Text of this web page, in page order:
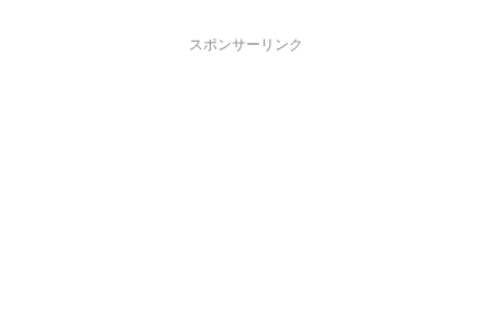
スポンサーリンク